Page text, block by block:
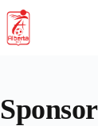
content